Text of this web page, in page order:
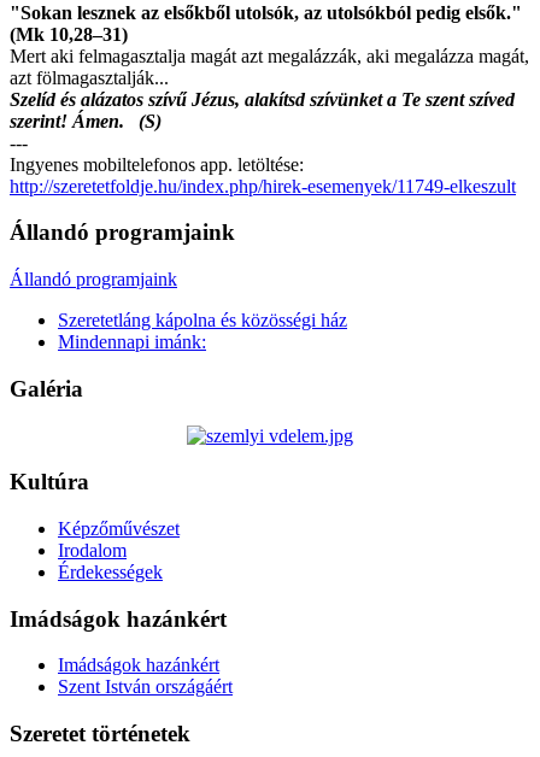
"Sokan lesznek az elsőkből utolsók, az utolsókból pedig elsők."
(Mk 10,28–31)
Mert aki felmagasztalja magát azt megalázzák, aki megalázza magát,
azt fölmagasztalják...
Szelíd és alázatos szívű Jézus, alakítsd szívünket a Te szent szíved
szerint! Ámen. (S)
---
Ingyenes mobiltelefonos app. letöltése:
http://szeretetfoldje.hu/index.php/hirek-esemenyek/11749-elkeszult
Állandó programjaink
Állandó programjaink
Szeretetláng kápolna és közösségi ház
Mindennapi imánk:
Galéria
Kultúra
Képzőművészet
Irodalom
Érdekességek
Imádságok hazánkért
Imádságok hazánkért
Szent István országáért
Szeretet történetek